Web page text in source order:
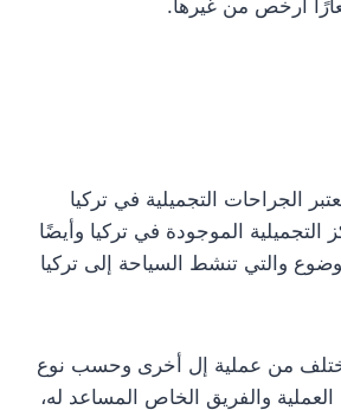
أرخص من غيرها.
الجراحات التجميلية في تركيا
الموجودة في تركيا وأيضًا
والتي تنشط السياحة إلى تركيا
تختلف من عملية إل أخرى وحسب نوع
والفريق الخاص المساعد له،